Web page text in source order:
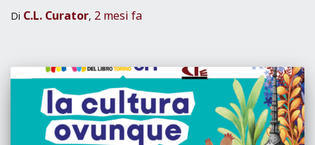
Di C.L. Curator, 2 mesi fa